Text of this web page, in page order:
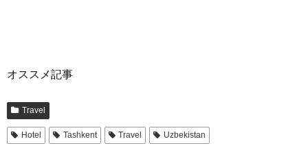
オススメ記事
Travel
Hotel Tashkent Travel Uzbekistan